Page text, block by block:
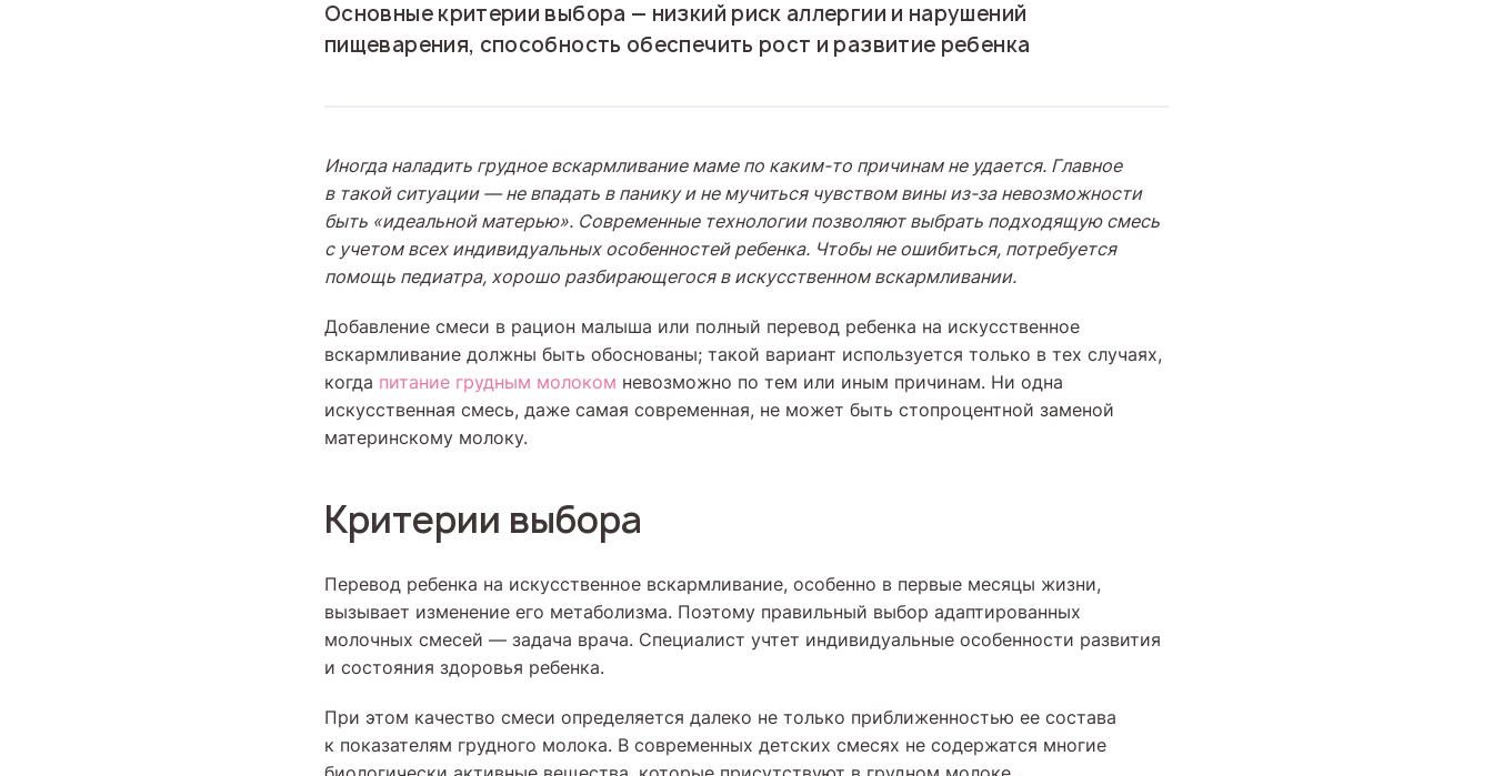
Основные критерии выбора — низкий риск аллергии и нарушений
пищеварения, способность обеспечить рост и развитие ребенка
Иногда наладить грудное вскармливание маме по каким-то причинам не удается. Главное
в такой ситуации — не впадать в панику и не мучиться чувством вины из-за невозможности
быть «идеальной матерью». Современные технологии позволяют выбрать подходящую смесь
с учетом всех индивидуальных особенностей ребенка. Чтобы не ошибиться, потребуется
помощь педиатра, хорошо разбирающегося в искусственном вскармливании.
Добавление смеси в рацион малыша или полный перевод ребенка на искусственное
вскармливание должны быть обоснованы; такой вариант используется только в тех случаях,
когда питание грудным молоком невозможно по тем или иным причинам. Ни одна
искусственная смесь, даже самая современная, не может быть стопроцентной заменой
материнскому молоку.
Критерии выбора
Перевод ребенка на искусственное вскармливание, особенно в первые месяцы жизни,
вызывает изменение его метаболизма. Поэтому правильный выбор адаптированных
молочных смесей — задача врача. Специалист учтет индивидуальные особенности развития
и состояния здоровья ребенка.
При этом качество смеси определяется далеко не только приближенностью ее состава
к показателям грудного молока. В современных детских смесях не содержатся многие